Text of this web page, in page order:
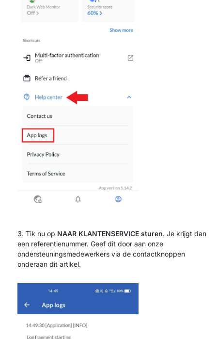
Tik nu op NAAR KLANTENSERVICE sturen. Je krijgt dan
een referentienummer. Geef dit door aan onze
ondersteuningsmedewerkers via de contactknoppen
onderaan dit artikel.